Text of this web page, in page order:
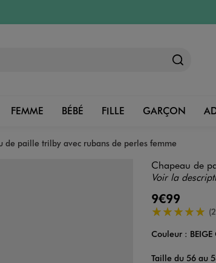
FEMME BÉBÉ FILLE GARÇON
de paille trilby avec rubans de perles femme
Chapeau de
Voir la
9€99
5/5 de
Couleur
Couleur : BEIGE
Taille du 56 au